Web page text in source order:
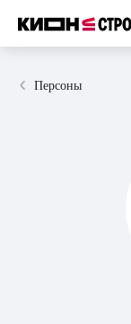
Персоны